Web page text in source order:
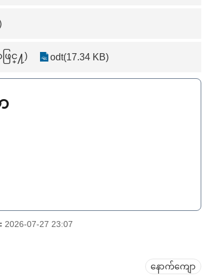
ြင္႔) odt(17.34 KB)
07-27 23:07
နောက်ကျော